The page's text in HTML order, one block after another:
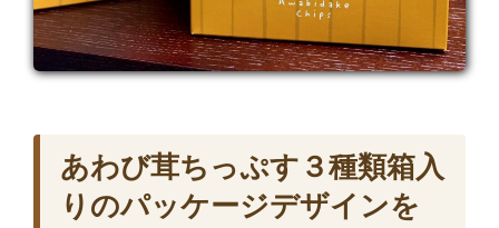
あわび茸ちっぷす３種類箱入
りのパッケージデザインを